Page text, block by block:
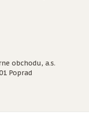
obchodu, a.s.
Poprad